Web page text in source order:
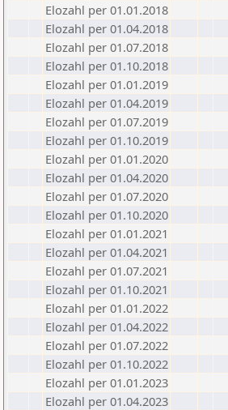
Elozahl per 01.01.2018
Elozahl per 01.04.2018
Elozahl per 01.07.2018
Elozahl per 01.10.2018
Elozahl per 01.01.2019
Elozahl per 01.04.2019
Elozahl per 01.07.2019
Elozahl per 01.10.2019
Elozahl per 01.01.2020
Elozahl per 01.04.2020
Elozahl per 01.07.2020
Elozahl per 01.10.2020
Elozahl per 01.01.2021
Elozahl per 01.04.2021
Elozahl per 01.07.2021
Elozahl per 01.10.2021
Elozahl per 01.01.2022
Elozahl per 01.04.2022
Elozahl per 01.07.2022
Elozahl per 01.10.2022
Elozahl per 01.01.2023
Elozahl per 01.04.2023